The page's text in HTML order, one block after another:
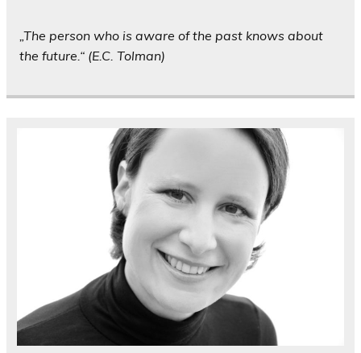
„The person who is aware of the past knows about
the future.“ (E.C. Tolman)